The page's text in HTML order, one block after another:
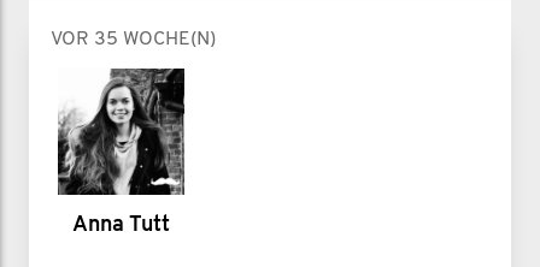
VOR 35 WOCHE(N)
Anna Tutt